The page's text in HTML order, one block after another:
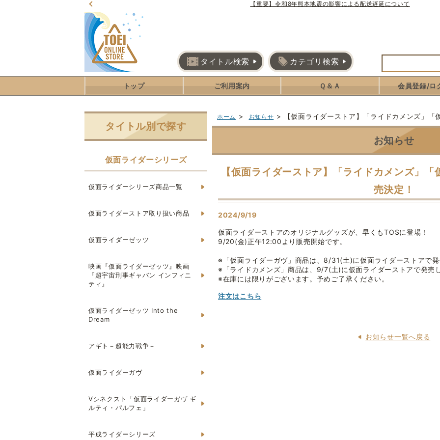
【重要】令和8年熊本地震の影響による配送遅延について
タイトル検索 カテゴリ検索
トップ ご利用案内 Ｑ＆Ａ 会員登録/ロ
ホーム > お知らせ > 【仮面ライダーストア】「ライドカメンズ」「
お知らせ
【仮面ライダーストア】「ライドカメンズ」
売決定！
2024/9/19
仮面ライダーストアのオリジナルグッズが、早くもTOSに登場！
9/20(金)正午12:00より販売開始です。
※「仮面ライダーガヴ」商品は、8/31(土)に仮面ライダーストアで発
※「ライドカメンズ」商品は、9/7(土)に仮面ライダーストアで発売
※在庫には限りがございます。予めご了承ください。
注文はこちら
お知らせ一覧へ戻る
タイトル別で探す
仮面ライダーシリーズ
仮面ライダーシリーズ商品一覧
仮面ライダーストア取り扱い商品
仮面ライダーゼッツ
映画『仮面ライダーゼッツ』映画
『超宇宙刑事ギャバン インフィニ
ティ』
仮面ライダーゼッツ Into the
Dream
アギト－超能力戦争－
仮面ライダーガヴ
Vシネクスト「仮面ライダーガヴ ギ
ルティ・パルフェ」
平成ライダーシリーズ